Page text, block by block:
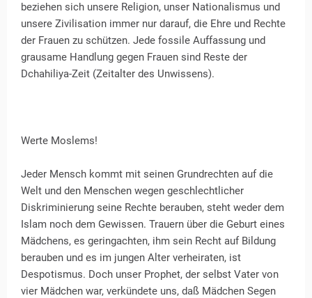
beziehen sich unsere Religion, unser Nationalismus und
unsere Zivilisation immer nur darauf, die Ehre und Rechte
der Frauen zu schützen. Jede fossile Auffassung und
grausame Handlung gegen Frauen sind Reste der
Dchahiliya-Zeit (Zeitalter des Unwissens).
Werte Moslems!
Jeder Mensch kommt mit seinen Grundrechten auf die
Welt und den Menschen wegen geschlechtlicher
Diskriminierung seine Rechte berauben, steht weder dem
Islam noch dem Gewissen. Trauern über die Geburt eines
Mädchens, es geringachten, ihm sein Recht auf Bildung
berauben und es im jungen Alter verheiraten, ist
Despotismus. Doch unser Prophet, der selbst Vater von
vier Mädchen war, verkündete uns, daß Mädchen Segen